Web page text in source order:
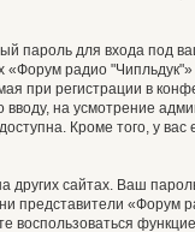
пароль для входа под
радио "Чипльдук"»
при регистрации в
на усмотрение
Кроме того, у вас
других сайтах. Ваш
представители «Форум
воспользоваться